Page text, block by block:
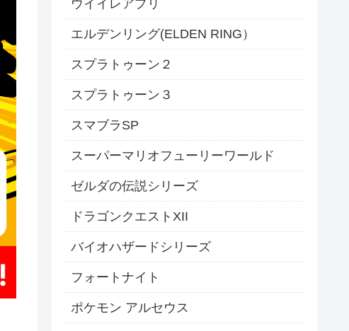
ウイイレアプリ
エルデンリング(ELDEN RING）
スプラトゥーン２
スプラトゥーン３
スマブラSP
スーパーマリオフューリーワールド
ゼルダの伝説シリーズ
ドラゴンクエストXII
バイオハザードシリーズ
フォートナイト
ポケモン アルセウス